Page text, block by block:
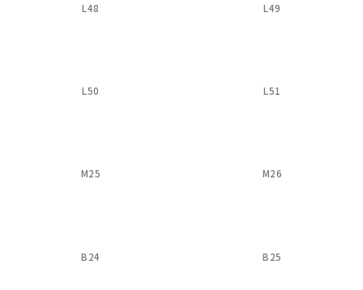
L48 L49
L50 L51
M25 M26
B24 B25